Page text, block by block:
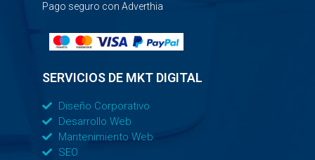
Pago seguro con Adverthia
SERVICIOS DE MKT DIGITAL
Diseño Corporativo
Desarrollo Web
Mantenimiento Web
SEO